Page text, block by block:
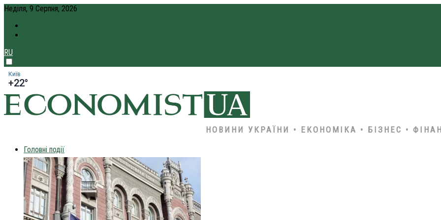
Неділя, 9 Серпня, 2026
RU
Київ
+22°
НОВИНИ УКРАЇНИ • ЕКОНОМІКА • БІЗНЕС •
Головні події